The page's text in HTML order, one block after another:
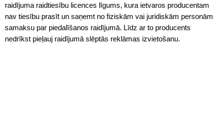
raidījuma raidtiesību licences līgums, kura ietvaros producentam
nav tiesību prasīt un saņemt no fiziskām vai juridiskām personām
samaksu par piedalīšanos raidījumā. Līdz ar to producents
nedrīkst pieļauj raidījumā slēptās reklāmas izvietošanu.